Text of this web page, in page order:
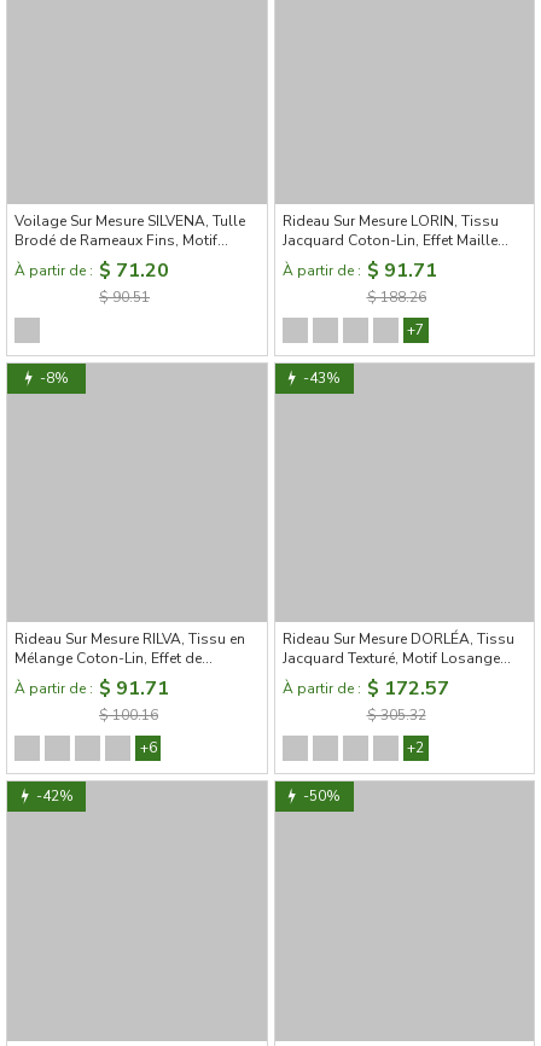
Voilage Sur Mesure SILVENA, Tulle
Brodé de Rameaux Fins, Motif
Végétal Ajouré
À partir de : $ 71.20
$ 90.51
Rideau Sur Mesure LORIN, Tissu
Jacquard Coton-Lin, Effet Maille
Chevronné
À partir de : $ 91.71
$ 188.26
+7
-8%
Rideau Sur Mesure RILVA, Tissu en
Mélange Coton-Lin, Effet de
Tissage Façon Lin Naturel
À partir de : $ 91.71
$ 100.16
+6
-43%
Rideau Sur Mesure DORLÉA, Tissu
Jacquard Texturé, Motif Losange
Tissé à Croisillons
À partir de : $ 172.57
$ 305.32
+2
-42% -50%